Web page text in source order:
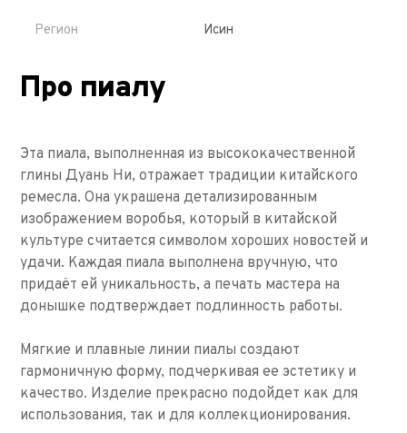
Регион Исин
Про пиалу
Эта пиала, выполненная из высококачественной
глины Дуань Ни, отражает традиции китайского
ремесла. Она украшена детализированным
изображением воробья, который в китайской
культуре считается символом хороших новостей и
удачи. Каждая пиала выполнена вручную, что
придаёт ей уникальность, а печать мастера на
донышке подтверждает подлинность работы.
Мягкие и плавные линии пиалы создают
гармоничную форму, подчеркивая ее эстетику и
качество. Изделие прекрасно подойдет как для
использования, так и для коллекционирования.